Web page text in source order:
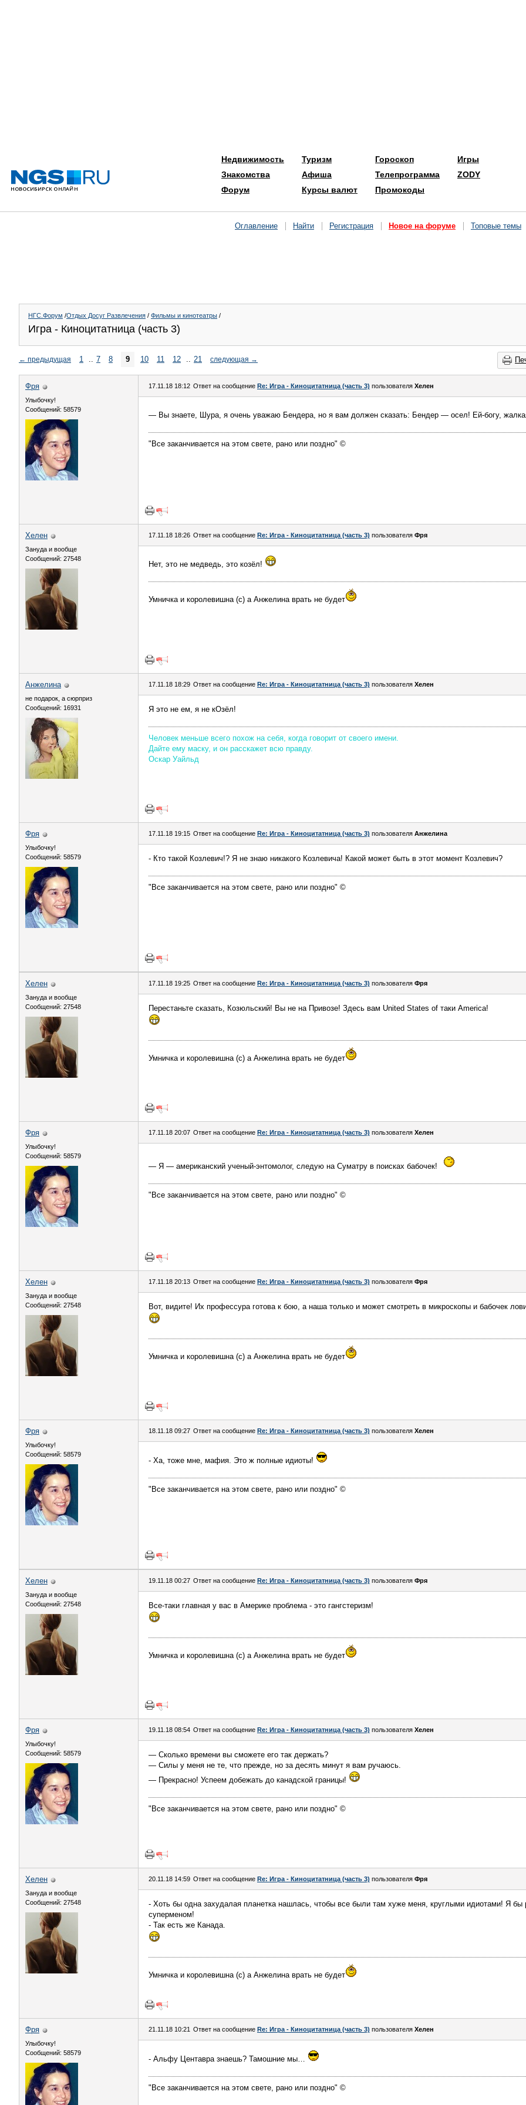
Недвижимость
Знакомства
Форум
Туризм
Афиша
Курсы валют
Гороскоп
Телепрограмма
Промокоды
Игры
ZODY
Оглавление Найти Регистрация Новое на форуме Топовые темы
НГС.Форум /Отдых Досуг Развлечения / Фильмы и кинотеатры /
Игра - Киноцитатница (часть 3)
← предыдущая 1 .. 7 8 9 10 11 12 .. 21 следующая →
Фря
Улыбочку!
Сообщений: 58579
17.11.18 18:12 Ответ на сообщение Re: Игра - Киноцитатница (часть 3) пользователя Хелен
— Вы знаете, Шура, я очень уважаю Бендера, но я вам должен сказать: Бендер — осел! Ей-богу,
"Все заканчивается на этом свете, рано или поздно" ©
Хелен
Зануда и вообще
Сообщений: 27548
17.11.18 18:26 Ответ на сообщение Re: Игра - Киноцитатница (часть 3) пользователя Фря
Нет, это не медведь, это козёл!
Умничка и королевишна (с) а Анжелина врать не будет
Aнжелина
не подарок, а сюрприз
Сообщений: 16931
17.11.18 18:29 Ответ на сообщение Re: Игра - Киноцитатница (часть 3) пользователя Хелен
Я это не ем, я не кОзёл!
Человек меньше всего похож на себя, когда говорит от своего имени.
Дайте ему маску, и он расскажет всю правду.
Оскар Уайльд
Фря
Улыбочку!
Сообщений: 58579
17.11.18 19:15 Ответ на сообщение Re: Игра - Киноцитатница (часть 3) пользователя Aнжелина
- Кто такой Козлевич!? Я не знаю никакого Козлевича! Какой может быть в этот момент Козлевич?
"Все заканчивается на этом свете, рано или поздно" ©
Хелен
Зануда и вообще
Сообщений: 27548
17.11.18 19:25 Ответ на сообщение Re: Игра - Киноцитатница (часть 3) пользователя Фря
Перестаньте сказать, Козюльский! Вы не на Привозе! Здесь вам United States of таки America!
Умничка и королевишна (с) а Анжелина врать не будет
Фря
Улыбочку!
Сообщений: 58579
17.11.18 20:07 Ответ на сообщение Re: Игра - Киноцитатница (часть 3) пользователя Хелен
— Я — американский ученый-энтомолог, следую на Суматру в поисках бабочек!
"Все заканчивается на этом свете, рано или поздно" ©
Хелен
Зануда и вообще
Сообщений: 27548
17.11.18 20:13 Ответ на сообщение Re: Игра - Киноцитатница (часть 3) пользователя Фря
Вот, видите! Их профессура готова к бою, а наша только и может смотреть в микроскопы и бабочек
Умничка и королевишна (с) а Анжелина врать не будет
Фря
Улыбочку!
Сообщений: 58579
18.11.18 09:27 Ответ на сообщение Re: Игра - Киноцитатница (часть 3) пользователя Хелен
- Ха, тоже мне, мафия. Это ж полные идиоты!
"Все заканчивается на этом свете, рано или поздно" ©
Хелен
Зануда и вообще
Сообщений: 27548
19.11.18 00:27 Ответ на сообщение Re: Игра - Киноцитатница (часть 3) пользователя Фря
Все-таки главная у вас в Америке проблема - это гангстеризм!
Умничка и королевишна (с) а Анжелина врать не будет
Фря
Улыбочку!
Сообщений: 58579
19.11.18 08:54 Ответ на сообщение Re: Игра - Киноцитатница (часть 3) пользователя Хелен
— Сколько времени вы сможете его так держать?
— Силы у меня не те, что прежде, но за десять минут я вам ручаюсь.
— Прекрасно! Успеем добежать до канадской границы!
"Все заканчивается на этом свете, рано или поздно" ©
Хелен
Зануда и вообще
Сообщений: 27548
20.11.18 14:59 Ответ на сообщение Re: Игра - Киноцитатница (часть 3) пользователя Фря
- Хоть бы одна захудалая планетка нашлась, чтобы все были там хуже меня, круглыми идиотами! Я бы
суперменом!
- Так есть же Канада.
Умничка и королевишна (с) а Анжелина врать не будет
Фря
Улыбочку!
Сообщений: 58579
21.11.18 10:21 Ответ на сообщение Re: Игра - Киноцитатница (часть 3) пользователя Хелен
- Альфу Центавра знаешь? Тамошние мы…
"Все заканчивается на этом свете, рано или поздно" ©